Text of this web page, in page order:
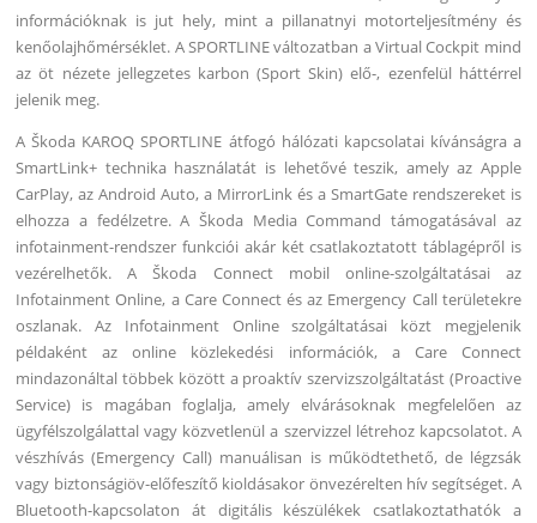
információknak is jut hely, mint a pillanatnyi motorteljesítmény és
kenőolajhőmérséklet. A SPORTLINE változatban a Virtual Cockpit mind
az öt nézete jellegzetes karbon (Sport Skin) elő-, ezenfelül háttérrel
jelenik meg.
A Škoda KAROQ SPORTLINE átfogó hálózati kapcsolatai kívánságra a
SmartLink+ technika használatát is lehetővé teszik, amely az Apple
CarPlay, az Android Auto, a MirrorLink és a SmartGate rendszereket is
elhozza a fedélzetre. A Škoda Media Command támogatásával az
infotainment-rendszer funkciói akár két csatlakoztatott táblagépről is
vezérelhetők. A Škoda Connect mobil online-szolgáltatásai az
Infotainment Online, a Care Connect és az Emergency Call területekre
oszlanak. Az Infotainment Online szolgáltatásai közt megjelenik
példaként az online közlekedési információk, a Care Connect
mindazonáltal többek között a proaktív szervizszolgáltatást (Proactive
Service) is magában foglalja, amely elvárásoknak megfelelően az
ügyfélszolgálattal vagy közvetlenül a szervizzel létrehoz kapcsolatot. A
vészhívás (Emergency Call) manuálisan is működtethető, de légzsák
vagy biztonságiöv-előfeszítő kioldásakor önvezérelten hív segítséget. A
Bluetooth-kapcsolaton át digitális készülékek csatlakoztathatók a